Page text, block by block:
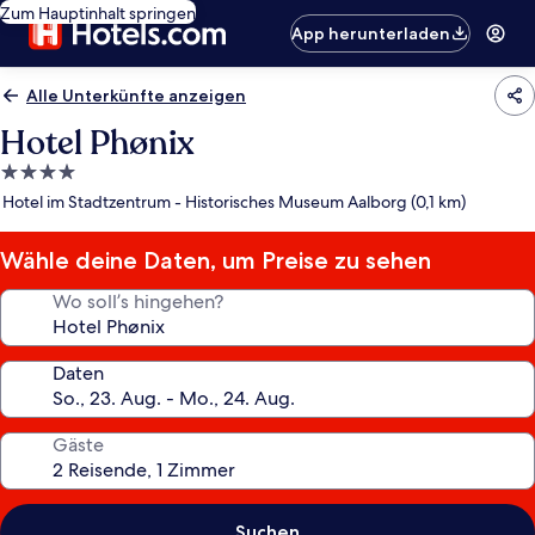
Zum Hauptinhalt springen
App herunterladen
Alle Unterkünfte anzeigen
Hotel Phønix
4.0-
Sterne-
Hotel im Stadtzentrum - Historisches Museum Aalborg (0,1 km)
Wähle deine Daten, um Preise zu sehen
Wo soll’s hingehen?
Daten
Gäste